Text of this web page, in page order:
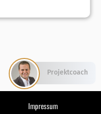
Impressum
Projektcoach